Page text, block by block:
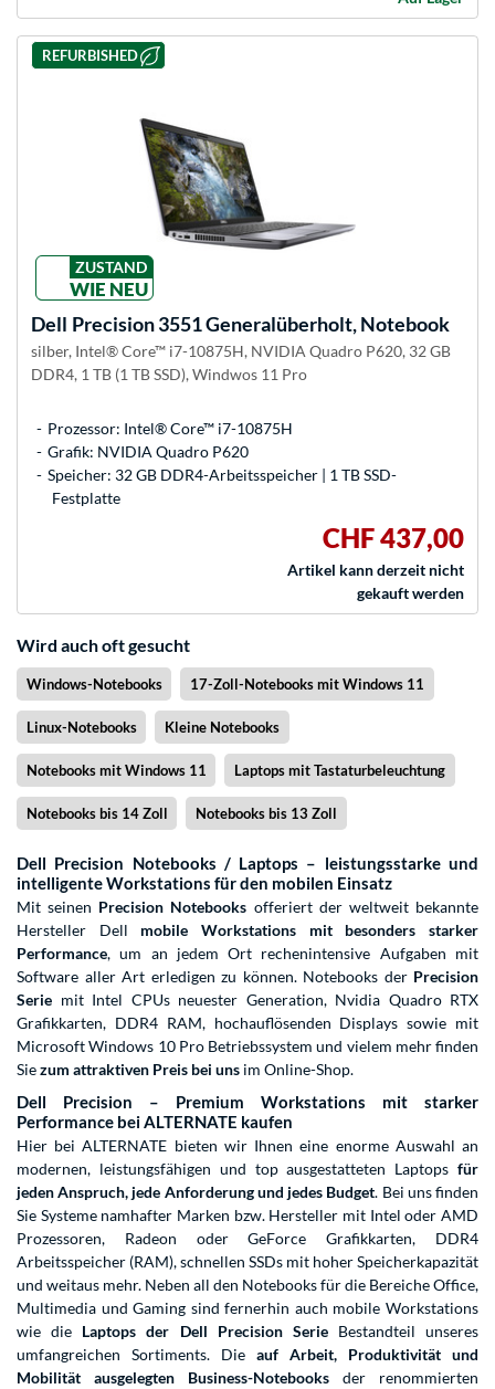
REFURBISHED
ZUSTAND
WIE NEU
Dell Precision 3551 Generalüberholt, Notebook
silber, Intel® Core™ i7-10875H, NVIDIA Quadro P620, 32 GB
DDR4, 1 TB (1 TB SSD), Windwos 11 Pro
Prozessor: Intel® Core™ i7-10875H
Grafik: NVIDIA Quadro P620
Speicher: 32 GB DDR4-Arbeitsspeicher | 1 TB SSD-
Festplatte
CHF 437,00
Artikel kann derzeit nicht
gekauft werden
Wird auch oft gesucht
Windows-Notebooks 17-Zoll-Notebooks mit Windows 11
Linux-Notebooks Kleine Notebooks
Notebooks mit Windows 11 Laptops mit Tastaturbeleuchtung
Notebooks bis 14 Zoll Notebooks bis 13 Zoll
Dell Precision Notebooks / Laptops – leistungsstarke und
intelligente Workstations für den mobilen Einsatz
Mit seinen Precision Notebooks offeriert der weltweit bekannte
Hersteller Dell mobile Workstations mit besonders starker
Performance, um an jedem Ort rechenintensive Aufgaben mit
Software aller Art erledigen zu können. Notebooks der Precision
Serie mit Intel CPUs neuester Generation, Nvidia Quadro RTX
Grafikkarten, DDR4 RAM, hochauflösenden Displays sowie mit
Microsoft Windows 10 Pro Betriebssystem und vielem mehr finden
Siezum attraktiven Preis bei uns im Online-Shop.
Dell Precision – Premium Workstations mit starker
Performance bei ALTERNATE kaufen
Hier bei ALTERNATE bieten wir Ihnen eine enorme Auswahl an
modernen, leistungsfähigen und top ausgestatteten Laptops für
jeden Anspruch, jede Anforderung und jedes Budget. Bei uns finden
Sie Systeme namhafter Marken bzw. Hersteller mit Intel oder AMD
Prozessoren, Radeon oder GeForce Grafikkarten, DDR4
Arbeitsspeicher (RAM), schnellen SSDs mit hoher Speicherkapazität
und weitaus mehr. Neben all den Notebooks für die Bereiche Office,
Multimedia und Gaming sind fernerhin auch mobile Workstations
wie die Laptops der Dell Precision SerieBestandteil unseres
umfangreichen Sortiments. Die auf Arbeit, Produktivität und
Mobilität ausgelegten Business-Notebooks der renommierten